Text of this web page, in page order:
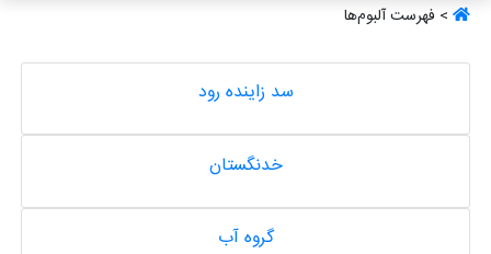
> فهرست آلبو‌م‌ها
سد زاینده رود
خدنگستان
گروه آب